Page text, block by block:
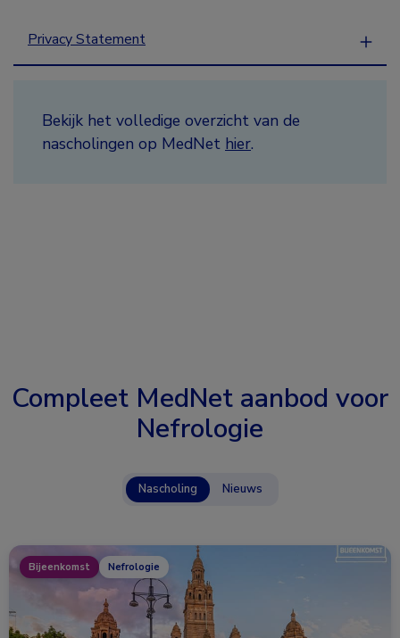
Privacy Statement
Bekijk het volledige overzicht van de
nascholingen op MedNet hier.
Compleet MedNet aanbod voor
Nefrologie
Nascholing Nieuws
Bijeenkomst Nefrologie